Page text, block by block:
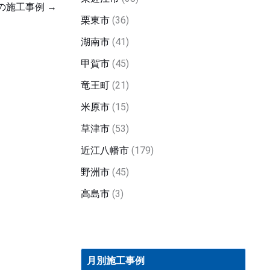
施工事例 →
栗東市 (36)
湖南市 (41)
甲賀市 (45)
竜王町 (21)
米原市 (15)
草津市 (53)
近江八幡市 (179)
野洲市 (45)
高島市 (3)
月別施工事例
別